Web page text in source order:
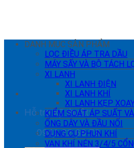
Hỗ trợ kỹ thuật:
0941 22 66 78
DANH MỤC SẢN PHẨM
LỌC ĐIỀU ÁP TRA DẦU
MÁY SẤY VÀ BỘ TÁCH
XI LANH
XI LANH ĐIỆN
XI LANH KHÍ
XI LANH KẸP
KIỂM SOÁT ÁP SUẤT
ỐNG DÂY VÀ ĐẦU NỐI
DỤNG CỤ PHUN KHÍ
VAN KHÍ NÉN 3/4/5